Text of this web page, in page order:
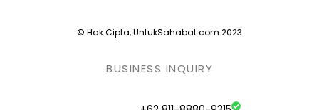
© Hak Cipta, UntukSahabat.com 2023
BUSINESS INQUIRY